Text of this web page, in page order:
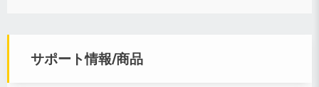
サポート情報/商品